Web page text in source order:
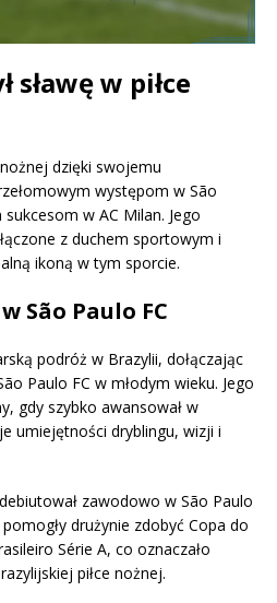
sławę w piłce
nożnej dzięki swojemu
występom w São
w AC Milan. Jego
z duchem sportowym i
ikoną w tym sporcie.
São Paulo FC
podróż w Brazylii, dołączając
Paulo FC w młodym wieku. Jego
gdy szybko awansował w
umiejętności dryblingu, wizji i
zawodowo w São Paulo
drużynie zdobyć Copa do
Série A, co oznaczało
piłce nożnej.